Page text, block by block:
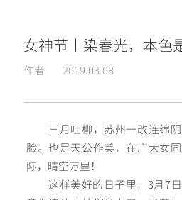
女神节丨染春光，本色
作者 2019.03.08
三月吐柳，苏州一改连绵阴
脸。也是天公作美，在广大女
际，晴空万里！
这样美好的日子里，3月7日